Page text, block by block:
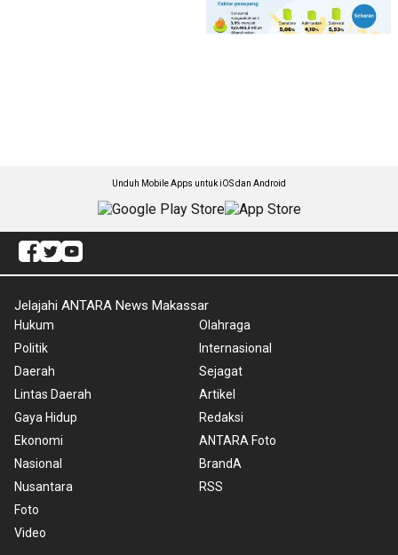
Unduh Mobile Apps untuk iOS dan Android
Jelajahi ANTARA News Makassar
Hukum
Politik
Daerah
Lintas Daerah
Gaya Hidup
Ekonomi
Nasional
Nusantara
Foto
Video
Olahraga
Internasional
Sejagat
Artikel
Redaksi
ANTARA Foto
BrandA
RSS